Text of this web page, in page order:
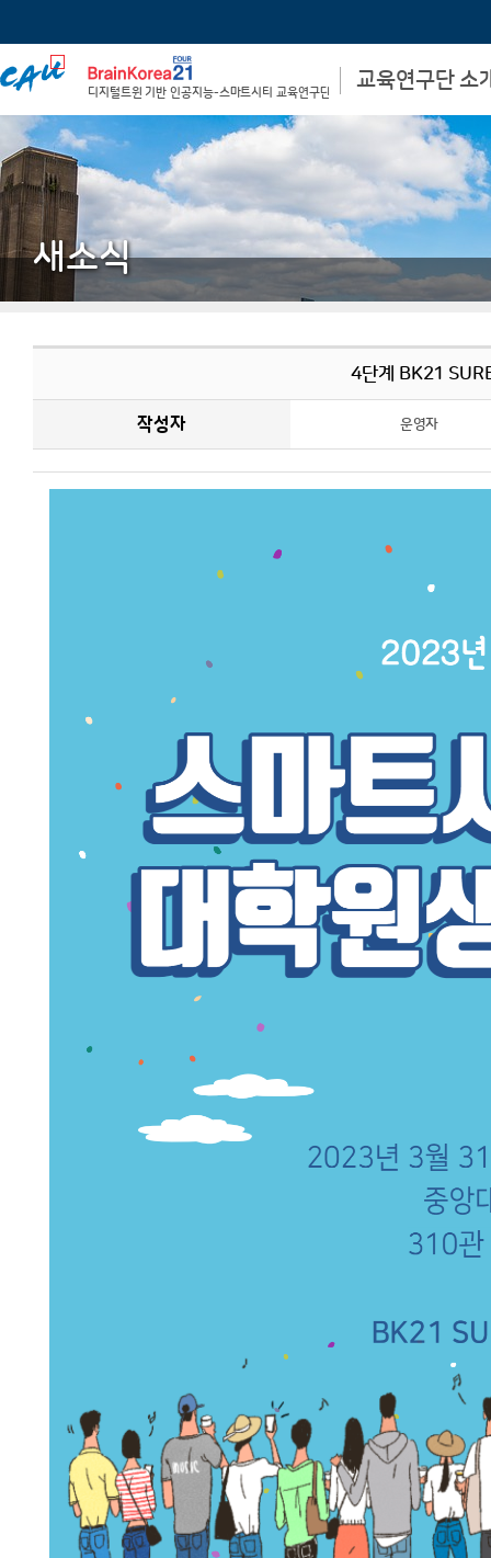
디지털트윈 기반 인공지능-스마트시티 교육연구단
교육연구단 소
비전 및 목표
학과장 인사말
교육 연구단장 인사말
사업 참여자
사업단 신청서
새소식
4단계 BK21
작성자 운영자